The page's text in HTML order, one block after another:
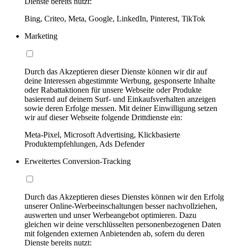
Bing, Criteo, Meta, Google, LinkedIn, Pinterest, TikTok
Marketing
Durch das Akzeptieren dieser Dienste können wir dir auf
deine Interessen abgestimmte Werbung, gesponserte Inhalte
oder Rabattaktionen für unsere Webseite oder Produkte
basierend auf deinem Surf- und Einkaufsverhalten anzeigen
sowie deren Erfolge messen. Mit deiner Einwilligung setzen
wir auf dieser Webseite folgende Drittdienste ein:
Meta-Pixel, Microsoft Advertising, Klickbasierte
Produktempfehlungen, Ads Defender
Erweitertes Conversion-Tracking
Durch das Akzeptieren dieses Dienstes können wir den Erfolg
unserer Online-Werbeeinschaltungen besser nachvollziehen,
auswerten und unser Werbeangebot optimieren. Dazu
gleichen wir deine verschlüsselten personenbezogenen Daten
mit folgenden externen Anbietenden ab, sofern du deren
Dienste bereits nutzt: